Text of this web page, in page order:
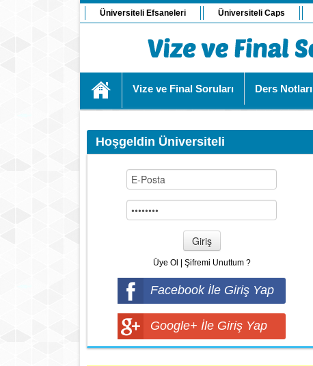
Üniversiteli Efsaneleri Üniversiteli Caps
Vize ve Final Soruları Ders Notları
Hoşgeldin Üniversiteli
Giriş
Üye Ol Şifremi Unuttum ?
Facebook İle Giriş Yap
Google+ İle Giriş Yap